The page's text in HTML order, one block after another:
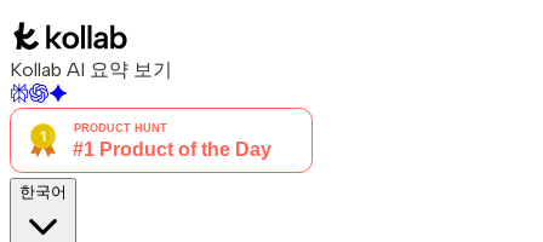
Kollab AI 요약 보기
한국어